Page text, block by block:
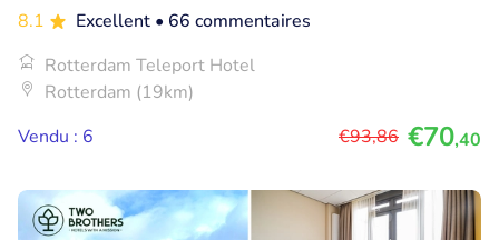
8.1 Excellent • 66 commentaires
Rotterdam Teleport Hotel
Rotterdam (19km)
Vendu : 6
€93,86 €70,40